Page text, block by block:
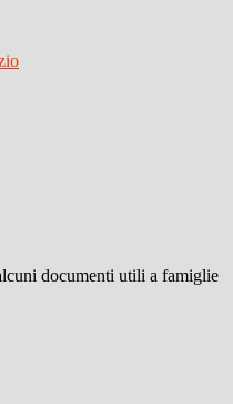
documenti utili a famiglie